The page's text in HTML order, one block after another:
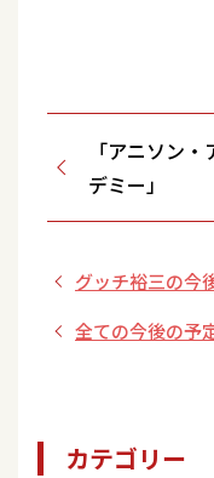
「アニソン・
デミー」
グッチ裕三の今
全ての今後の予
カテゴリー